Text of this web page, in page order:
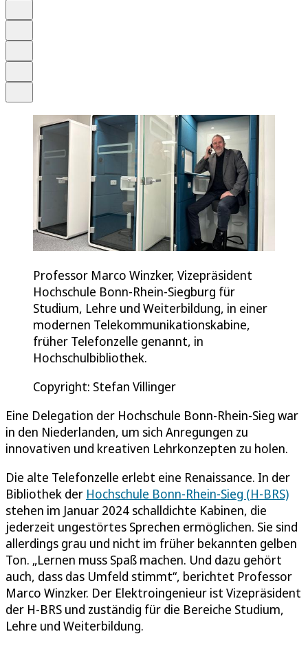
Professor Marco Winzker, Vizepräsident
Hochschule Bonn-Rhein-Siegburg für
Studium, Lehre und Weiterbildung, in einer
modernen Telekommunikationskabine,
früher Telefonzelle genannt, in
Hochschulbibliothek.
Copyright: Stefan Villinger
Eine Delegation der Hochschule Bonn-Rhein-Sieg war
in den Niederlanden, um sich Anregungen zu
innovativen und kreativen Lehrkonzepten zu holen.
Die alte Telefonzelle erlebt eine Renaissance. In der
Bibliothek der Hochschule Bonn-Rhein-Sieg (H-BRS)
stehen im Januar 2024 schalldichte Kabinen, die
jederzeit ungestörtes Sprechen ermöglichen. Sie sind
allerdings grau und nicht im früher bekannten gelben
Ton. „Lernen muss Spaß machen. Und dazu gehört
auch, dass das Umfeld stimmt“, berichtet Professor
Marco Winzker. Der Elektroingenieur ist Vizepräsident
der H-BRS und zuständig für die Bereiche Studium,
Lehre und Weiterbildung.